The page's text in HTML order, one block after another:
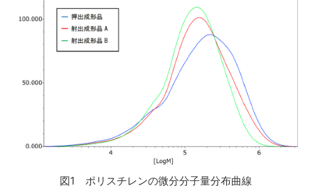
図1 ポリスチレンの微分分子量分布曲線